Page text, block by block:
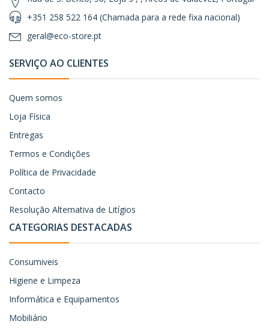
+351 258 522 164 (Chamada para a rede fixa nacional)
geral@eco-store.pt
SERVIÇO AO CLIENTES
Quem somos
Loja Física
Entregas
Termos e Condições
Política de Privacidade
Contacto
Resolução Alternativa de Litígios
CATEGORIAS DESTACADAS
Consumiveis
Higiene e Limpeza
Informática e Equipamentos
Mobiliário